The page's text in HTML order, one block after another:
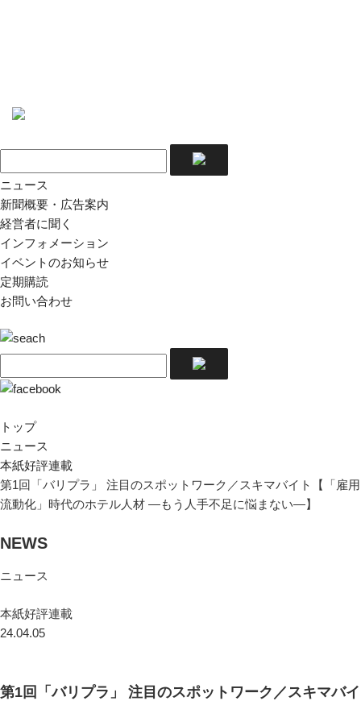
ニュース
新聞概要・広告案内
経営者に聞く
インフォメーション
イベントのお知らせ
定期購読
お問い合わせ
トップ
ニュース
本紙好評連載
第1回「バリプラ」 注目のスポットワーク／スキマバイト【「雇用
流動化」時代のホテル人材 ―もう人手不足に悩まない―】
NEWS
ニュース
本紙好評連載
24.04.05
第1回「バリプラ」 注目のスポットワーク／スキマバイ